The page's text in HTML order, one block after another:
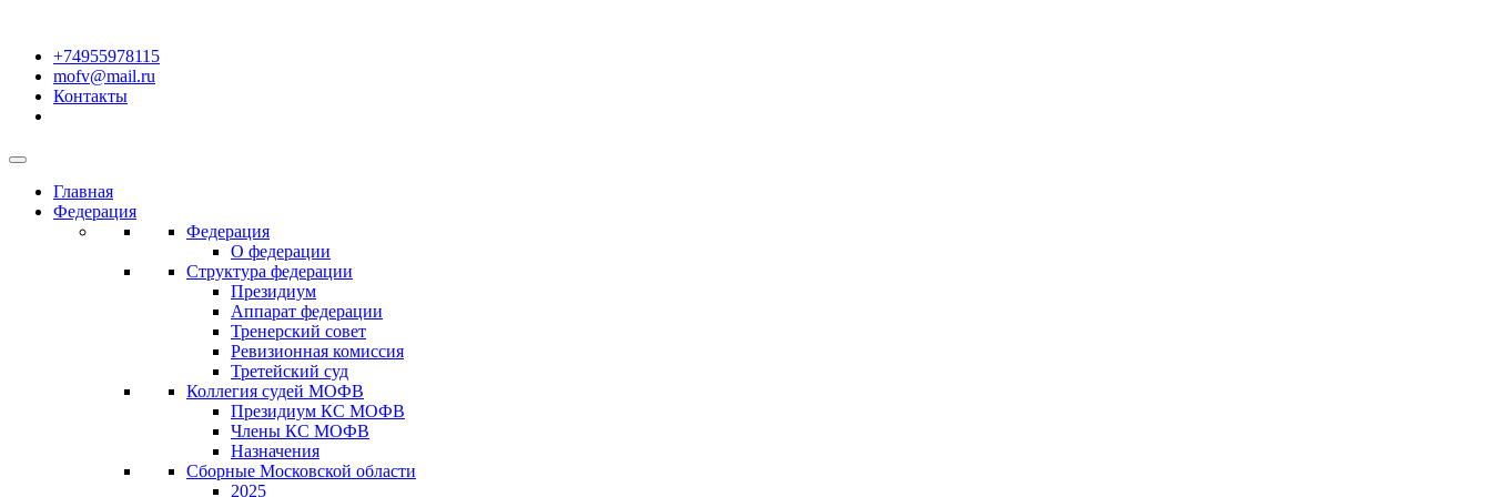
+74955978115
mofv@mail.ru
Контакты
Главная
Федерация
Федерация
О федерации
Структура федерации
Президиум
Аппарат федерации
Тренерский совет
Ревизионная комиссия
Третейский суд
Коллегия судей МОФВ
Президиум КС МОФВ
Члены КС МОФВ
Назначения
Сборные Московской области
2025